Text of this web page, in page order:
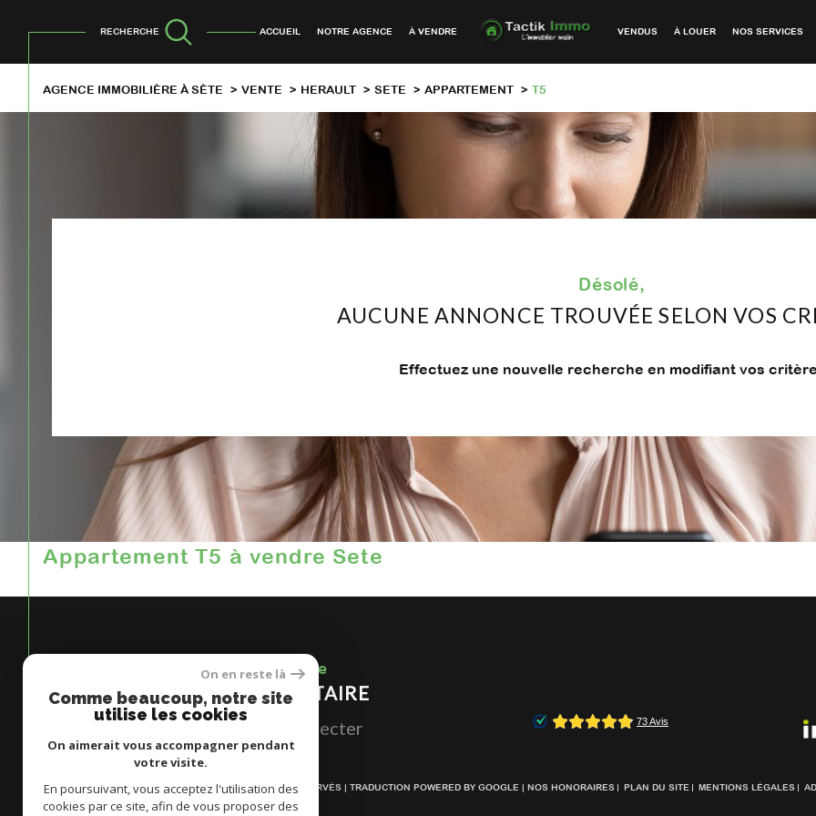
ACCUEIL NOTRE AGENCE À VENDRE VENDUS À LOUER NOS SERVICES
RECHERCHE
AGENCE IMMOBILIÈRE À SÈTE VENTE HERAULT SETE APPARTEMENT T5
Désolé,
AUCUNE ANNONCE TROUVÉE SELON VOS
Effectuez une nouvelle recherche en modifiant vos
Appartement T5 à vendre Sete
Espace
PROPRIÉTAIRE
Se connecter
© 2026 | TOUS DROITS RÉSERVÉS | TRADUCTION POWERED BY GOOGLE | NOS HONORAIRES PLAN DU SITE MENTIONS LÉGALES
On en reste là
Comme beaucoup, notre site
utilise les cookies
On aimerait vous accompagner pendant
votre visite.
En poursuivant, vous acceptez l'utilisation des
cookies par ce site, afin de vous proposer des